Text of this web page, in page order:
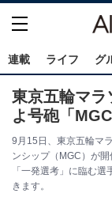
連載 ライフ グ
東京五輪マラ
よ号砲「
9月15日、東京五輪マ
ンシップ（MGC）が
「一発選考」に臨む
きます。